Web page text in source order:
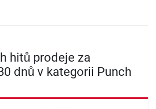
hitů prodeje za
dnů v kategorii Punch